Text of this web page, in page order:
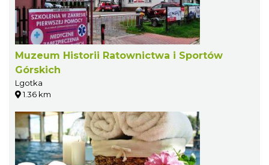
Muzeum Historii Ratownictwa i Sportów
Górskich
Lgotka
1.36 km